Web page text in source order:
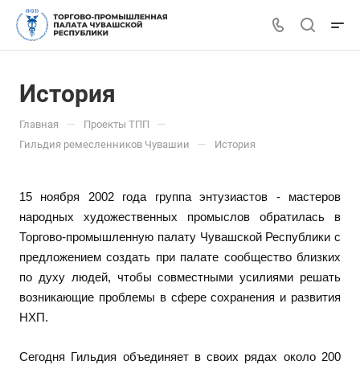
История
Главная — Проекты ТПП —
Гильдия ремесленников Чувашии — История
15 ноября 2002 года группа энтузиастов - мастеров
народных художественных промыслов обратилась в
Торгово-промышленную палату Чувашской Республики с
предложением создать при палате сообщество близких
по духу людей, чтобы совместными усилиями решать
возникающие проблемы в сфере сохранения и развития
НХП.
Сегодня Гильдия объединяет в своих рядах около 200